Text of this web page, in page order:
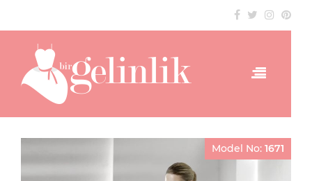
Model No: 1671